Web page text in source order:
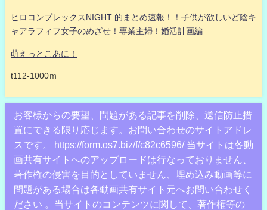
ヒロコンプレックスNIGHT 的まとめ速報！！子供が欲しいど陰キ
ャアラフィフ女子のめざせ！専業主婦！婚活計画編
萌えっとこあに！
t112-1000ｍ
お客様からの要望、問題がある記事を削除、送信防止措
置にできる限り応じます。お問い合わせのサイトアドレ
スです。 https://form.os7.biz/f/c82c6596/ 当サイトは各動
画共有サイトへのアップロードは行なっておりません、
著作権の侵害を目的としていません、埋め込み動画等に
問題がある場合は各動画共有サイト元へお問い合わせく
ださい 。当サイトのコンテンツに関して、著作権等の